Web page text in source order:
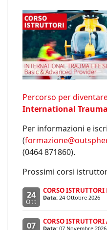
Percorso per
International
Per informazioni e
(
(0464 871860).
Prossimi corsi
24
Ott
CORSO ISTRUTTORI
Data: 24 Ottobre 2026
07 CORSO ISTRUTTORI
Data: 07 Novembre 2026